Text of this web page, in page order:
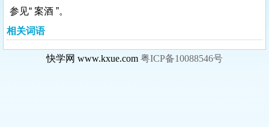
参见“ 案酒 ”。
相关词语
快学网 www.kxue.com 粤ICP备10088546号